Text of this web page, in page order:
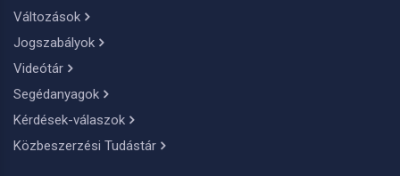
Változások
Jogszabályok
Videótár
Segédanyagok
Kérdések-válaszok
Közbeszerzési Tudástár